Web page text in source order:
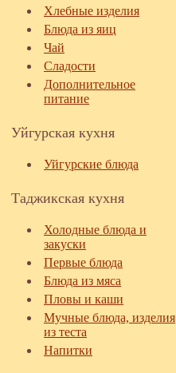
Хлебные изделия
Блюда из яиц
Чай
Сладости
Дополнительное
питание
Уйгурская кухня
Уйгурские блюда
Таджикская кухня
Холодные блюда и
закуски
Первые блюда
Блюда из мяса
Пловы и каши
Мучные блюда, изделия
из теста
Напитки